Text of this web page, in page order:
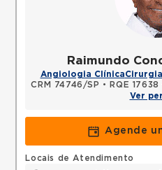
Raimundo
Angiologia Clínica
CRM 74746/SP • RQE
Ver
Agende
Locais de Atendimento